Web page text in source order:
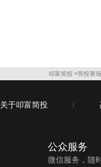
叩富简投 >简投赛场
关于叩富简投 /
公众服务
微信服务，随